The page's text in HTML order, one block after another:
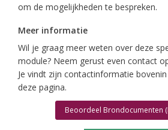
om de mogelijkheden te bespreken.
Meer informatie
Wil je graag meer weten over deze
module? Neem gerust even contact
Je vindt zijn contactinformatie
deze pagina.
Beoordeel Brondocumenten